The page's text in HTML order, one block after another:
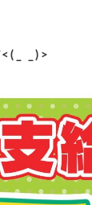
<(_ _)>